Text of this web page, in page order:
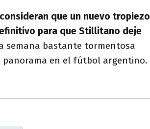
que un nuevo tropiezo
para que Stillitano deje
semana bastante tormentosa
panorama en el fútbol argentino.